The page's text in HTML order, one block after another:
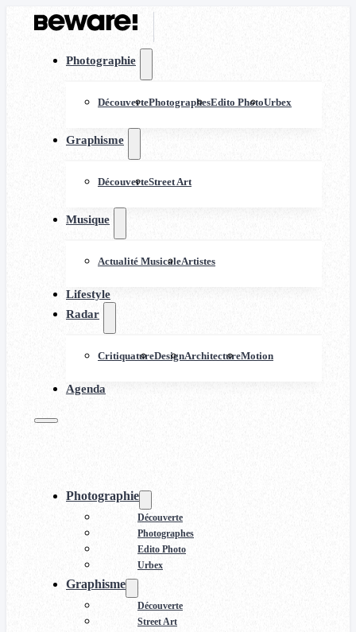
Photographie
DécouvertePhotographesEdito PhotoUrbex
Graphisme
DécouverteStreet Art
Musique
Actualité MusicaleArtistes
Lifestyle
Radar
CritiquatureDesignArchitectureMotion
Agenda
Photographie
Découverte
Photographes
Edito Photo
Urbex
Graphisme
Découverte
Street Art